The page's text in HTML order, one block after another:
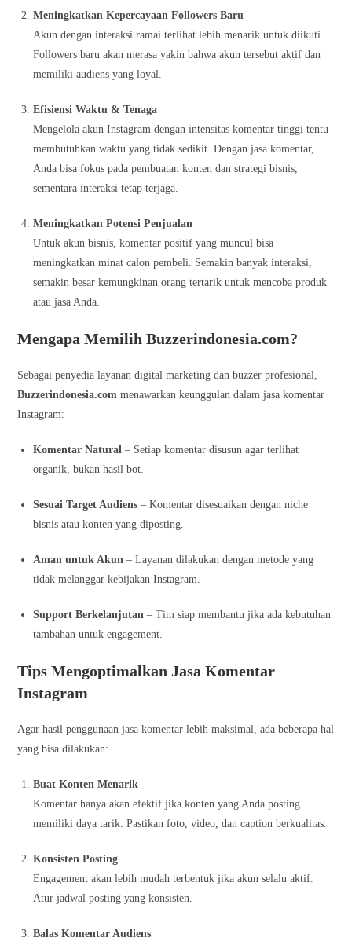
Meningkatkan Kepercayaan Followers Baru
Akun dengan interaksi ramai terlihat lebih menarik untuk diikuti.
Followers baru akan merasa yakin bahwa akun tersebut aktif dan
memiliki audiens yang loyal.
Efisiensi Waktu & Tenaga
Mengelola akun Instagram dengan intensitas komentar tinggi tentu
membutuhkan waktu yang tidak sedikit. Dengan jasa komentar,
Anda bisa fokus pada pembuatan konten dan strategi bisnis,
sementara interaksi tetap terjaga.
Meningkatkan Potensi Penjualan
Untuk akun bisnis, komentar positif yang muncul bisa
meningkatkan minat calon pembeli. Semakin banyak interaksi,
semakin besar kemungkinan orang tertarik untuk mencoba produk
atau jasa Anda.
Mengapa Memilih Buzzerindonesia.com?
Sebagai penyedia layanan digital marketing dan buzzer profesional,
Buzzerindonesia.com menawarkan keunggulan dalam jasa komentar
Instagram:
Komentar Natural – Setiap komentar disusun agar terlihat
organik, bukan hasil bot.
Sesuai Target Audiens – Komentar disesuaikan dengan niche
bisnis atau konten yang diposting.
Aman untuk Akun – Layanan dilakukan dengan metode yang
tidak melanggar kebijakan Instagram.
Support Berkelanjutan – Tim siap membantu jika ada kebutuhan
tambahan untuk engagement.
Tips Mengoptimalkan Jasa Komentar
Instagram
Agar hasil penggunaan jasa komentar lebih maksimal, ada beberapa hal
yang bisa dilakukan:
Buat Konten Menarik
Komentar hanya akan efektif jika konten yang Anda posting
memiliki daya tarik. Pastikan foto, video, dan caption berkualitas.
Konsisten Posting
Engagement akan lebih mudah terbentuk jika akun selalu aktif.
Atur jadwal posting yang konsisten.
Balas Komentar Audiens